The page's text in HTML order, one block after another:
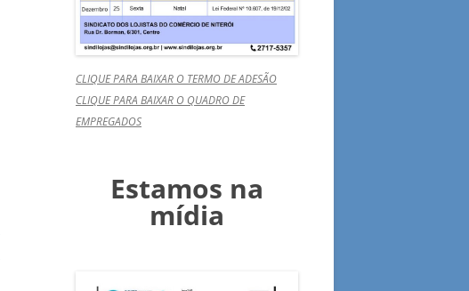
CLIQUE PARA BAIXAR O TERMO DE ADESÃO
CLIQUE PARA BAIXAR O QUADRO DE
EMPREGADOS
Estamos na
mídia